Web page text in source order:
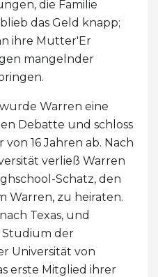
die Familie
das Geld knapp;
ihre Mutter'Er
mangelnder
Warren eine
Debatte und schloss
16 Jahren ab. Nach
verließ Warren
Schatz, den
Warren, zu heiraten.
Texas, und
Studium der
Universität von
erste Mitglied ihrer